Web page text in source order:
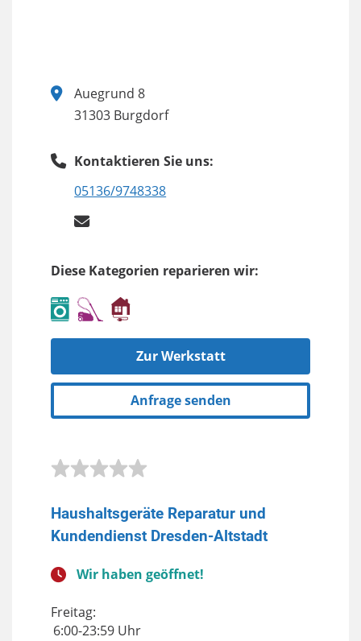
Auegrund 8
31303 Burgdorf
Kontaktieren Sie uns:
05136/9748338
Diese Kategorien reparieren wir:
Zur Werkstatt
Anfrage senden
Haushaltsgeräte Reparatur und
Kundendienst Dresden-Altstadt
Wir haben geöffnet!
Freitag:
6:00-23:59 Uhr